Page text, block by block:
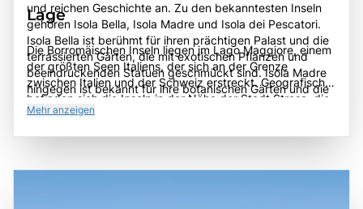
und reichen Geschichte an. Zu den bekanntesten Inseln
gehören Isola Bella, Isola Madre und Isola dei Pescatori.
Isola Bella ist berühmt für ihren prächtigen Palast und die
terrassierten Gärten, die mit exotischen Pflanzen und
beeindruckenden Statuen geschmückt sind. Isola Madre
hingegen ist bekannt für ihre botanischen Gärten und die
historische Villa, die einen Einblick in die aristokratische
Pescatori, die einzige bewohnte Insel, besticht durch ihre
köstliche lokale Spezialitäten servieren. Die
Lage
Die Borromäischen Inseln liegen im Lago Maggiore, einem
der größten Seen Italiens, der sich an der Grenze
zwischen Italien und der Schweiz erstreckt. Geografisch
befinden sich die Inseln in der Nähe der Stadt Stresa, die
als Ausgangspunkt für Bootsfahrten zu den Inseln dient.
Mehr anzeigen